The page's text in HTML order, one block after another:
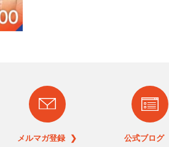
メルマガ登録 ❯ 公式ブロ